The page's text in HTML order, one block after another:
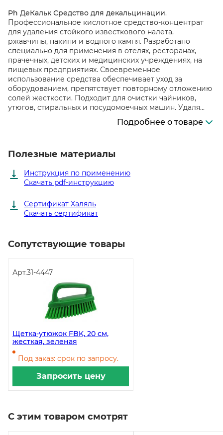
Ph ДеКальк Средство для декальцинации.
Профессиональное кислотное средство-концентрат
для удаления стойкого известкового налета,
ржавчины, накипи и водного камня. Разработано
специально для применения в отелях, ресторанах,
прачечных, детских и медицинских учреждениях, на
пищевых предприятиях. Своевременное
использование средства обеспечивает уход за
оборудованием, препятствует повторному отложению
солей жесткости. Подходит для очистки чайников,
утюгов, стиральных и посудомоечных машин. Удаля...
Подробнее о товаре
Полезные материалы
Инструкция по применению
Скачать pdf-инструкцию
Сертификат Халяль
Скачать сертификат
Сопутствующие товары
Арт.31-4447
Щетка-утюжок FBK, 20 см,
жесткая, зеленая
Под заказ: срок по запросу.
Запросить цену
С этим товаром смотрят